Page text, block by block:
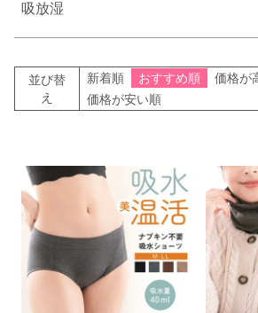
吸放湿
並び替
え
新着順 おすすめ順
価格が
価格が安い順